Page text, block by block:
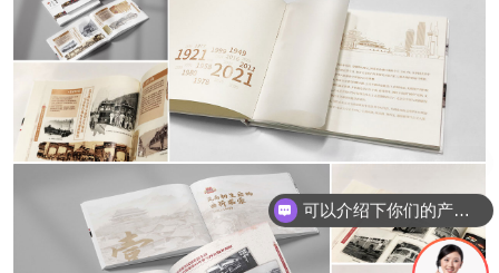
可以介绍下你们的产品么